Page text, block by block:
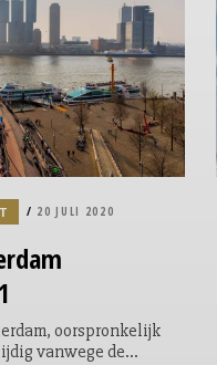
oorspronkelijk
vanwege de
20 JULI 2020